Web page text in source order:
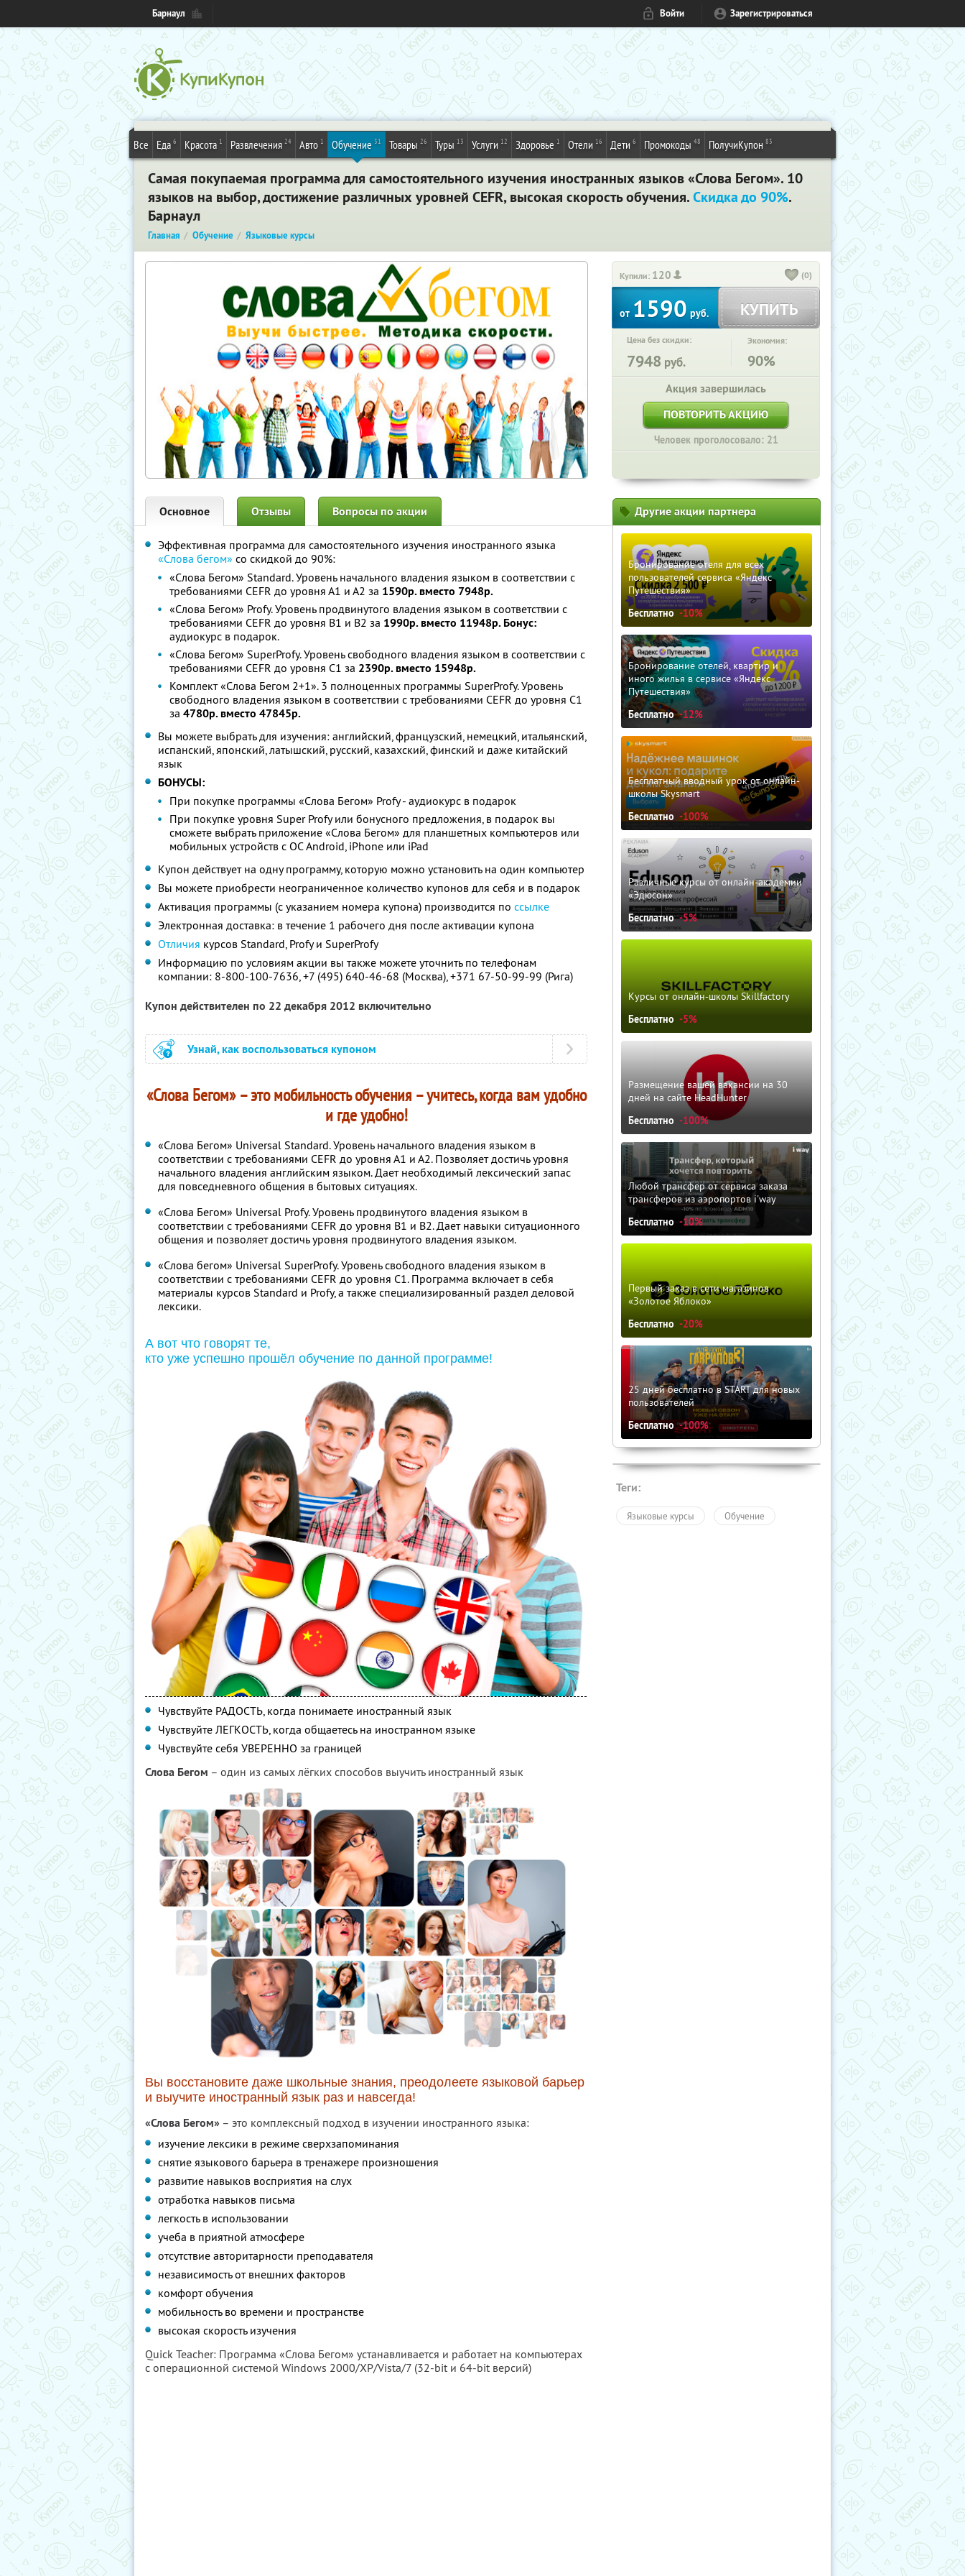
Барнаул Войти Зарегистрироваться
Все Еда 6 Красота 1 Развлечения 24 Авто 1 Обучение 31 Товары 26 Туры 13 Услуги 12 Здоровье 1 Отели 16 Дети 6 Промокоды 48 ПолучиКупон 83
Самая покупаемая программа для самостоятельного изучения иностранных языков «Слова Бегом». 10
языков на выбор, достижение различных уровней CEFR, высокая скорость обучения.Скидка до 90%.
Барнаул
Главная Обучение Языковые курсы
Купили: 120 (0)
от 1590 руб. КУПИТЬ
Цена без скидки:
7948 руб.
Экономия:
90%
Акция завершилась
ПОВТОРИТЬ АКЦИЮ
Человек проголосовало: 21
Основное Отзывы Вопросы по акции
Эффективная программа для самостоятельного изучения иностранного языка
«Слова бегом» со скидкой до 90%:
«Слова Бегом» Standard. Уровень начального владения языком в соответствии с
требованиями CEFR до уровня А1 и А2 за 1590р. вместо 7948р.
«Слова Бегом» Profy. Уровень продвинутого владения языком в соответствии с
требованиями CEFR до уровня B1 и B2 за 1990р. вместо 11948р. Бонус:
аудиокурс в подарок.
«Слова Бегом» SuperProfy. Уровень свободного владения языком в соответствии с
требованиями CEFR до уровня C1 за 2390р. вместо 15948р.
Комплект «Слова Бегом 2+1». 3 полноценных программы SuperProfy. Уровень
свободного владения языком в соответствии с требованиями CEFR до уровня C1
за 4780р. вместо 47845р.
Вы можете выбрать для изучения: английский, французский, немецкий, итальянский,
испанский, японский, латышский, русский, казахский, финский и даже китайский
язык
БОНУСЫ:
При покупке программы «Слова Бегом» Profy - аудиокурс в подарок
При покупке уровня Super Profy или бонусного предложения, в подарок вы
сможете выбрать приложение «Слова Бегом» для планшетных компьютеров или
мобильных устройств с ОС Android, iPhone или iPad
Купон действует на одну программу, которую можно установить на один компьютер
Вы можете приобрести неограниченное количество купонов для себя и в подарок
Активация программы (с указанием номера купона) производится по ссылке
Электронная доставка: в течение 1 рабочего дня после активации купона
Отличия курсов Standard, Profy и SuperProfy
Информацию по условиям акции вы также можете уточнить по телефонам
компании: 8-800-100-7636, +7 (495) 640-46-68 (Москва), +371 67-50-99-99 (Рига)
Купон действителен по 22 декабря 2012 включительно
Узнай, как воспользоваться купоном
«Слова Бегом» – это мобильность обучения – учитесь, когда вам удобно
и где удобно!
«Слова Бегом» Universal Standard. Уровень начального владения языком в
соответствии с требованиями CEFR до уровня А1 и А2. Позволяет достичь уровня
начального владения английским языком. Дает необходимый лексический запас
для повседневного общения в бытовых ситуациях.
«Слова Бегом» Universal Profy. Уровень продвинутого владения языком в
соответствии с требованиями CEFR до уровня B1 и B2. Дает навыки ситуационного
общения и позволяет достичь уровня продвинутого владения языком.
«Слова бегом» Universal SuperProfy. Уровень свободного владения языком в
соответствии с требованиями CEFR до уровня C1. Программа включает в себя
материалы курсов Standard и Profy, а также специализированный раздел деловой
лексики.
А вот что говорят те,
кто уже успешно прошёл обучение по данной программе!
Чувствуйте РАДОСТЬ, когда понимаете иностранный язык
Чувствуйте ЛЕГКОСТЬ, когда общаетесь на иностранном языке
Чувствуйте себя УВЕРЕННО за границей
Слова Бегом – один из самых лёгких способов выучить иностранный язык
Вы восстановите даже школьные знания, преодолеете языковой барьер
и выучите иностранный язык раз и навсегда!
«Слова Бегом» – это комплексный подход в изучении иностранного языка:
изучение лексики в режиме сверхзапоминания
снятие языкового барьера в тренажере произношения
развитие навыков восприятия на слух
отработка навыков письма
легкость в использовании
учеба в приятной атмосфере
отсутствие авторитарности преподавателя
независимость от внешних факторов
комфорт обучения
мобильность во времени и пространстве
высокая скорость изучения
Quick Teacher: Программа «Слова Бегом» устанавливается и работает на компьютерах
с операционной системой Windows 2000/XP/Vista/7 (32-bit и 64-bit версий)
Другие акции партнера
Бронирование отеля для всех
пользователей сервиса «Яндекс
Путешествия»
Бесплатно -10%
Бронирование отелей, квартир и
иного жилья в сервисе «Яндекс
Путешествия»
Бесплатно -12%
Бесплатный вводный урок от онлайн-
школы Skysmart
Бесплатно -100%
Различные курсы от онлайн-академии
«Эдюсон»
Бесплатно -5%
Курсы от онлайн-школы Skillfactory
Бесплатно -5%
Размещение вашей вакансии на 30
дней на сайте HeadHunter
Бесплатно -100%
Любой трансфер от сервиса заказа
трансферов из аэропортов i'way
Бесплатно -10%
Первый заказ в сети магазинов
«Золотое Яблоко»
Бесплатно -20%
25 дней бесплатно в START для новых
пользователей
Бесплатно -100%
Теги:
Языковые курсы Обучение